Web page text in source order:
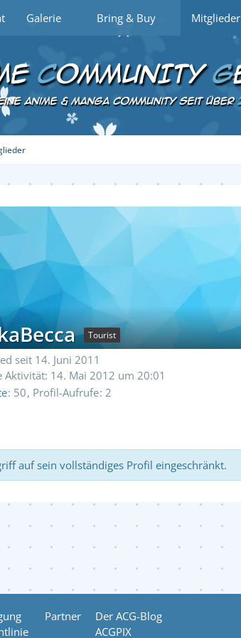
Galerie Bring & Buy Mitglieder
Tourist
seit 14. Juni 2011
Aktivität: 14. Mai 2012 um 20:01
50 Profil-Aufrufe 2
auf sein vollständiges Profil eingeschränkt.
Partner
Der ACG-Blog
ACGPIX